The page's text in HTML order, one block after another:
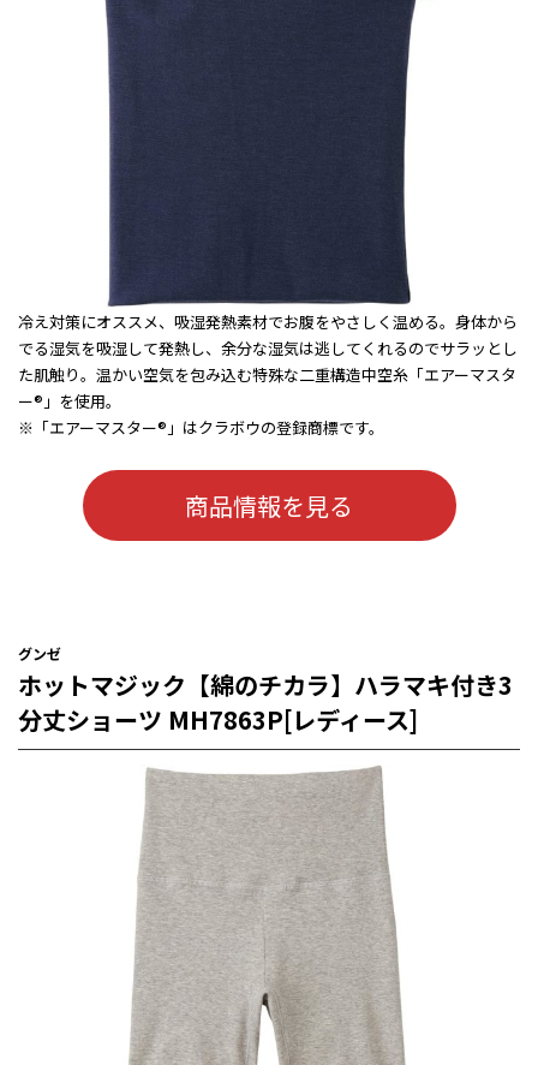
冷え対策にオススメ、吸湿発熱素材でお腹をやさしく温める。身体から
でる湿気を吸湿して発熱し、余分な湿気は逃してくれるのでサラッとし
た肌触り。温かい空気を包み込む特殊な二重構造中空糸「エアーマスタ
ー®」を使用。
※「エアーマスター®」はクラボウの登録商標です。
商品情報を見る
グンゼ
ホットマジック【綿のチカラ】ハラマキ付き3
分丈ショーツ MH7863P[レディース]